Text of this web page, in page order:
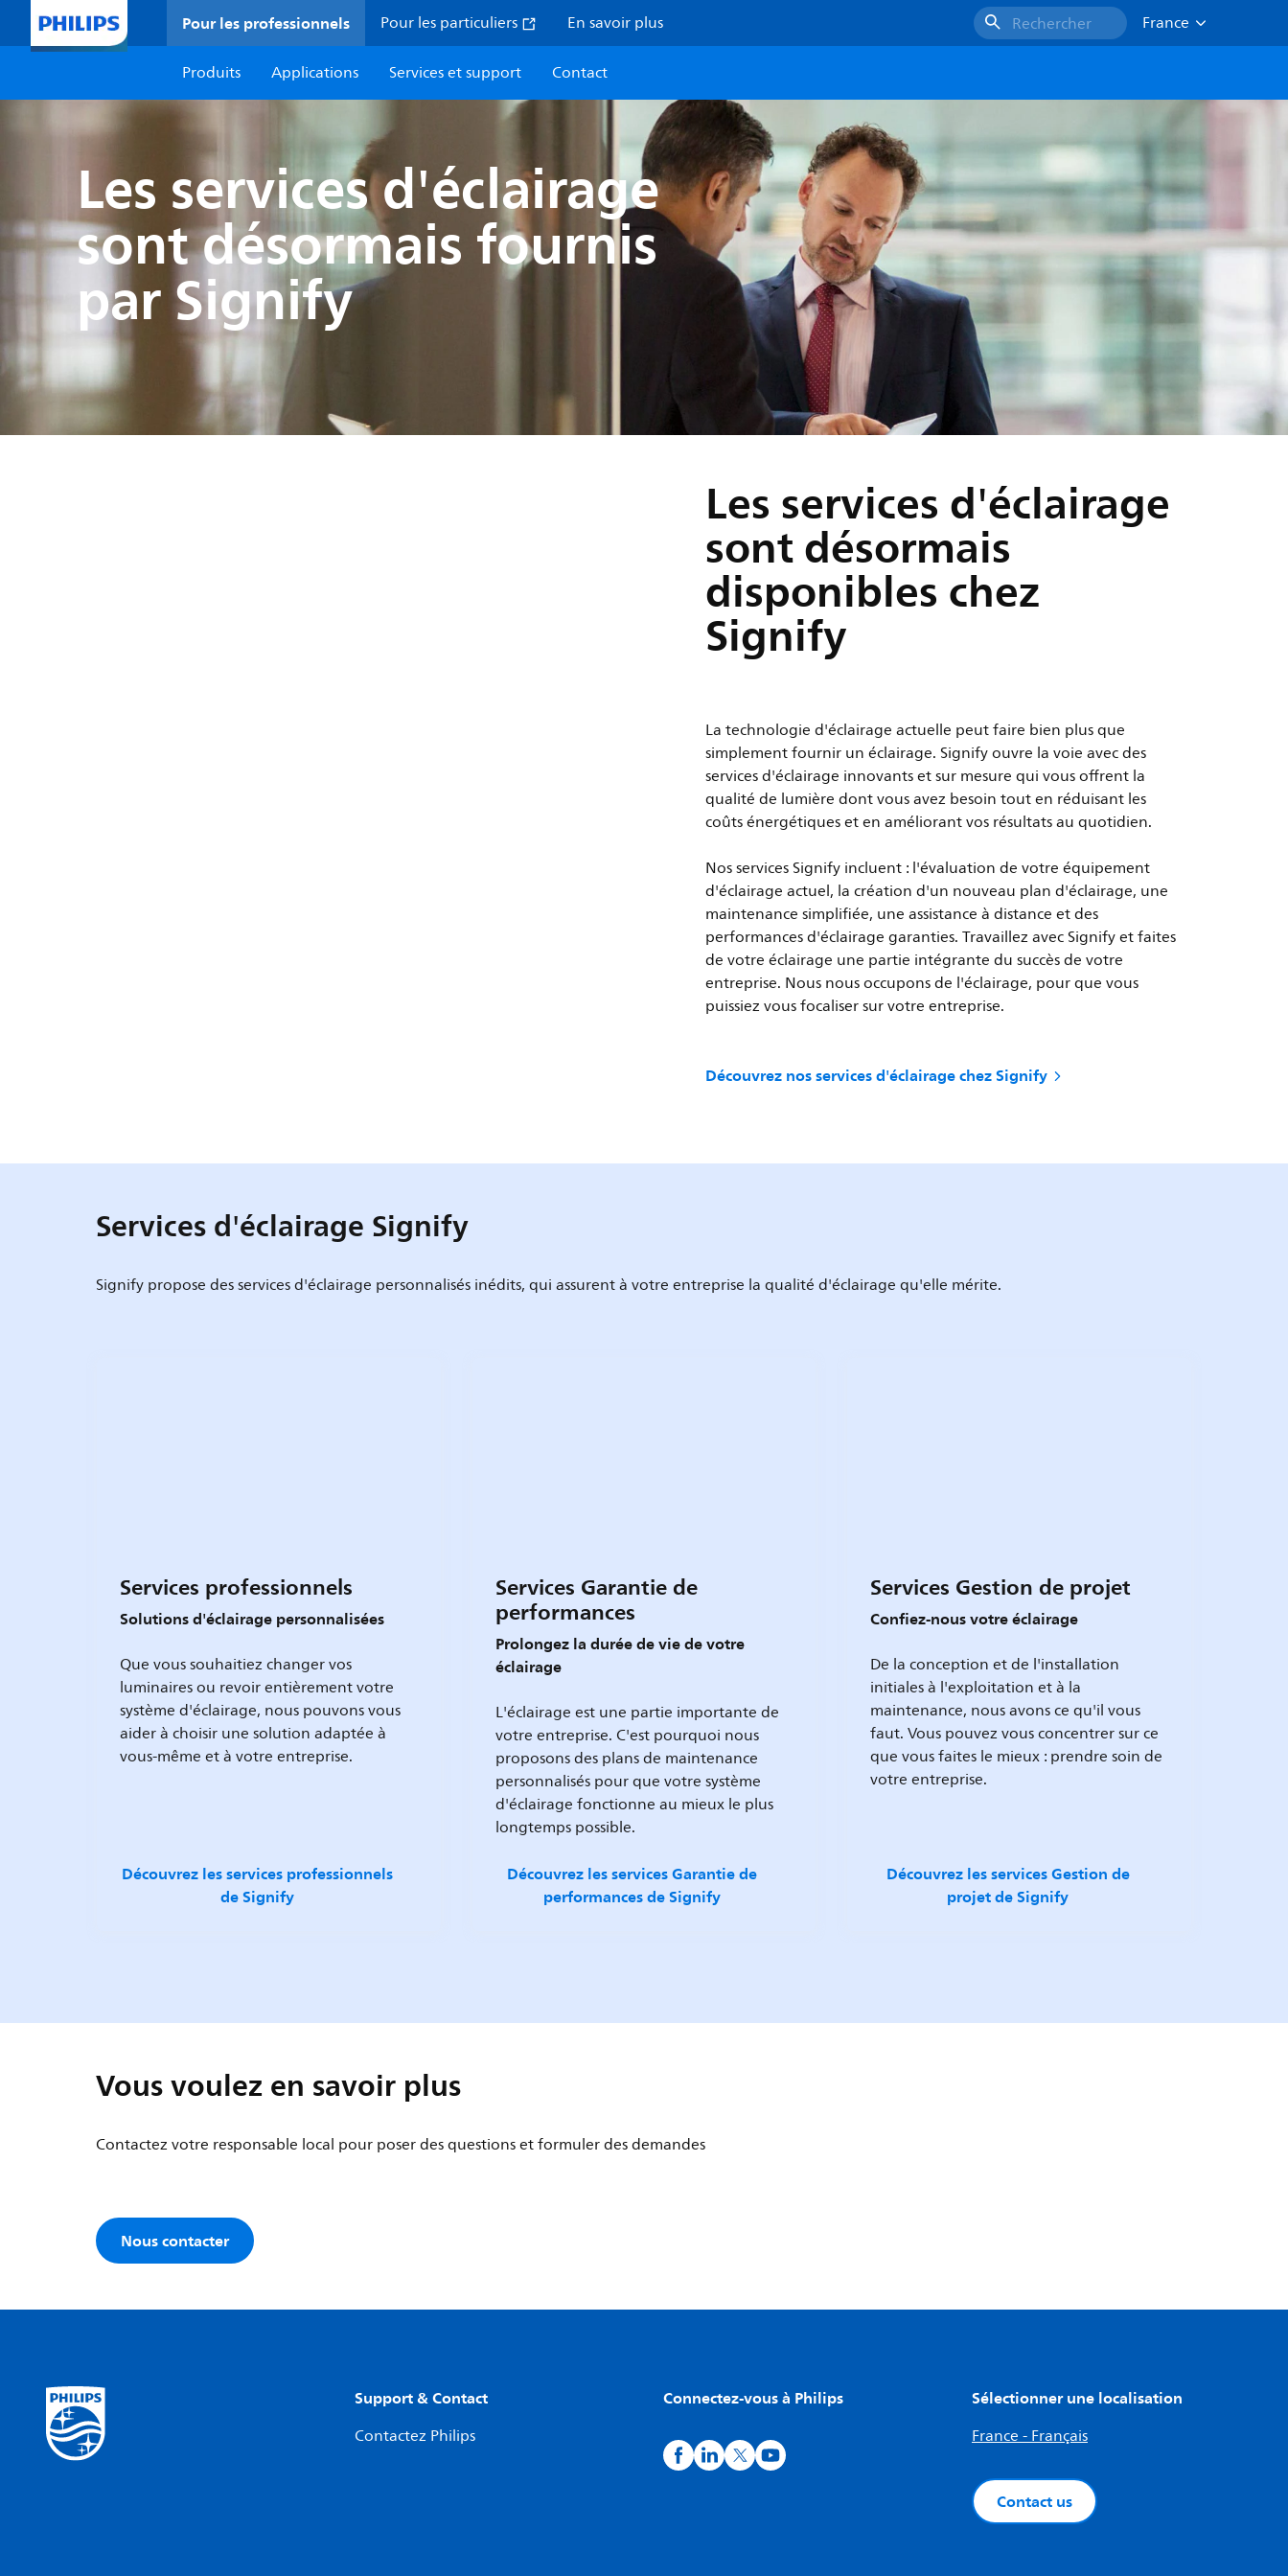
Pour les professionnels Pour les particuliers En savoir plus Rechercher
France
Produits
Applications Services et support Contact
Les services d'éclairage
sont désormais fournis
par Signify
Les services d'éclairage
sont désormais
disponibles chez
Signify
La technologie d'éclairage actuelle peut faire bien plus que
simplement fournir un éclairage. Signify ouvre la voie avec des
services d'éclairage innovants et sur mesure qui vous offrent la
qualité de lumière dont vous avez besoin tout en réduisant les
coûts énergétiques et en améliorant vos résultats au quotidien.
Nos services Signify incluent : l'évaluation de votre équipement
d'éclairage actuel, la création d'un nouveau plan d'éclairage, une
maintenance simplifiée, une assistance à distance et des
performances d'éclairage garanties. Travaillez avec Signify et faites
de votre éclairage une partie intégrante du succès de votre
entreprise. Nous nous occupons de l'éclairage, pour que vous
puissiez vous focaliser sur votre entreprise.
Découvrez nos services d'éclairage chez Signify
Services d'éclairage Signify
Signify propose des services d'éclairage personnalisés inédits, qui assurent à votre entreprise la qualité d'éclairage qu'elle mérite.
Services professionnels
Solutions d'éclairage personnalisées
Que vous souhaitiez changer vos
luminaires ou revoir entièrement votre
système d'éclairage, nous pouvons vous
aider à choisir une solution adaptée à
vous-même et à votre entreprise.
Découvrez les services professionnels
de Signify
Services Garantie de
performances
Prolongez la durée de vie de votre
éclairage
L'éclairage est une partie importante de
votre entreprise. C'est pourquoi nous
proposons des plans de maintenance
personnalisés pour que votre système
d'éclairage fonctionne au mieux le plus
longtemps possible.
Découvrez les services Garantie de
performances de Signify
Services Gestion de projet
Confiez-nous votre éclairage
De la conception et de l'installation
initiales à l'exploitation et à la
maintenance, nous avons ce qu'il vous
faut. Vous pouvez vous concentrer sur ce
que vous faites le mieux : prendre soin de
votre entreprise.
Découvrez les services Gestion de
projet de Signify
Vous voulez en savoir plus
Contactez votre responsable local pour poser des questions et formuler des demandes
Nous contacter
Support & Contact
Contactez Philips
Connectez-vous à Philips Sélectionner une localisation
France - Français
Contact us